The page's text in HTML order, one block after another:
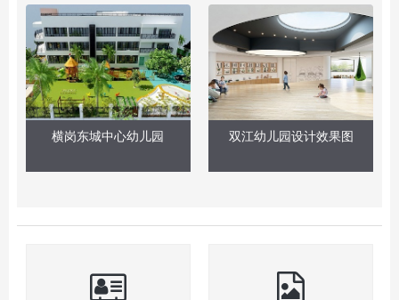
横岗东城中心幼儿园 双江幼儿园设计效果图